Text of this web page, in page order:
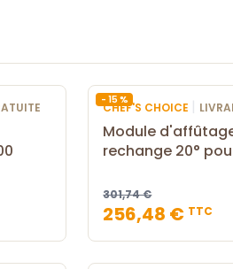
- 15 %
CHEF'S CHOICE |
Module
rechange 20°
301,74 €
256,48 € TTC